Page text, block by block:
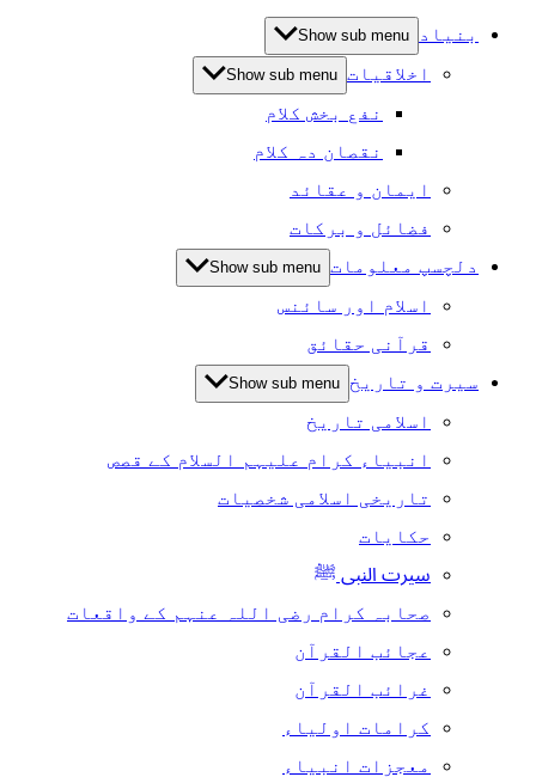
بنیاد Show sub menu
اخلاقیات Show sub menu
نفع بخش کلام
نقصان دہ کلام
ایمان و عقائد
فضائل و برکات
دلچسپ معلومات Show sub menu
اسلام اور سائنس
قرآنی حقائق
سیرت و تاریخ Show sub menu
اسلامی تاریخ
انبیاء کرام علیہم السلام کے قصص
تاریخی اسلامی شخصیات
حکایات
سیرت النبی ﷺ
صحابہ کرام رضی اللہ عنہم کے واقعات
عجائب القرآن
غرائب القرآن
کرامات اولیاء
معجزات انبیاء